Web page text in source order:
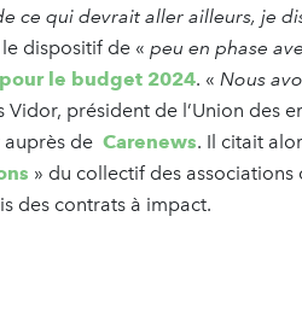
ce qui devrait aller ailleurs, je
dispositif de « peu en phase
le budget 2024. « Nous
Vidor, président de l’Union des
de Carenews. Il citait
» du collectif des
des contrats à impact.